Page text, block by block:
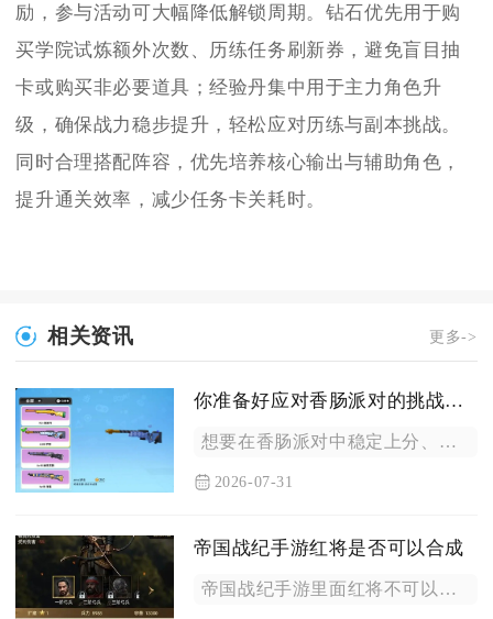
励，参与活动可大幅降低解锁周期。钻石优先用于购
买学院试炼额外次数、历练任务刷新券，避免盲目抽
卡或购买非必要道具；经验丹集中用于主力角色升
级，确保战力稳步提升，轻松应对历练与副本挑战。
同时合理搭配阵容，优先培养核心输出与辅助角色，
提升通关效率，减少任务卡关耗时。
相关资讯 更多->
你准备好应对香肠派对的挑战了吗
想要在香肠派对中稳定上分、轻松应对各类挑战，核心在于掌握落地...
2026-07-31
帝国战纪手游红将是否可以合成
帝国战纪手游里面红将不可以通过武将合成的方式产出，游戏内并没...